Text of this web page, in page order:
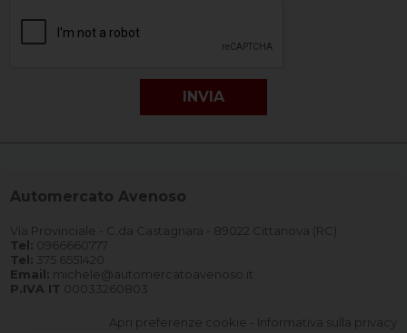
Automercato Avenoso
Via Provinciale - C.da Castagnara - 89022 Cittanova (RC)
Tel: 0966660777
Tel: 375 6551420
Email: michele@automercatoavenoso.it
P.IVA IT 00033260803
Apri preferenze cookie Informativa sulla privacy